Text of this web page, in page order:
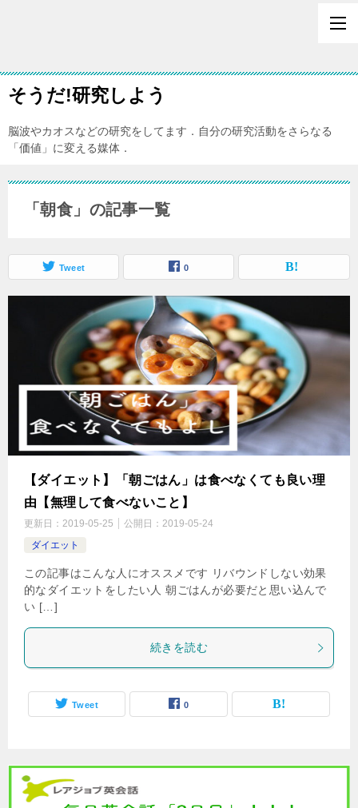
そうだ!研究しよう
脳波やカオスなどの研究をしてます．自分の研究活動をさらなる
「価値」に変える媒体．
「朝食」の記事一覧
Tweet 0
【ダイエット】「朝ごはん」は食べなくても良い理
由【無理して食べないこと】
更新日： 2019-05-25 公開日： 2019-05-24
ダイエット
この記事はこんな人にオススメです リバウンドしない効果
的なダイエットをしたい人 朝ごはんが必要だと思い込んで
い […]
続きを読む
Tweet 0